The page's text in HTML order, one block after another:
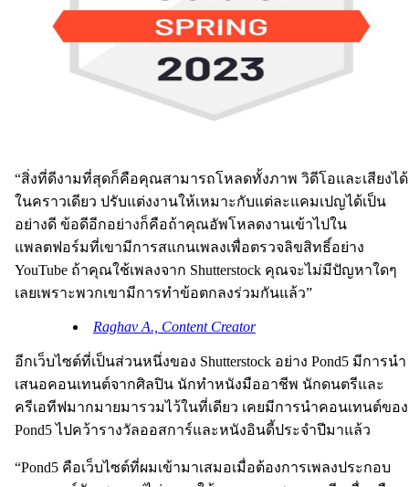
“สิ่งที่ดีงามที่สุดก็คือคุณสามารถโหลดทั้งภาพ วิดีโอและเสียงได้
ในคราวเดียว ปรับแต่งงานให้เหมาะกับแต่ละแคมเปญได้เป็น
อย่างดี ข้อดีอีกอย่างก็คือถ้าคุณอัพโหลดงานเข้าไปใน
แพลตฟอร์มที่เขามีการสแกนเพลงเพื่อตรวจลิขสิทธิ์อย่าง
YouTube ถ้าคุณใช้เพลงจาก Shutterstock คุณจะไม่มีปัญหาใดๆ
เลยเพราะพวกเขามีการทำข้อตกลงร่วมกันแล้ว”
Raghav A., Content Creator
อีกเว็บไซต์ที่เป็นส่วนหนึ่งของ Shutterstock อย่าง Pond5 มีการนำ
เสนอคอนเทนต์จากศิลปิน นักทำหนังมืออาชีพ นักดนตรีและ
ครีเอทีฟมากมายมารวมไว้ในที่เดียว เคยมีการนำคอนเทนต์ของ
Pond5 ไปคว้ารางวัลออสการ์และหนังอินดี้ประจำปีมาแล้ว
“Pond5 คือเว็บไซต์ที่ผมเข้ามาเสมอเมื่อต้องการเพลงประกอบ